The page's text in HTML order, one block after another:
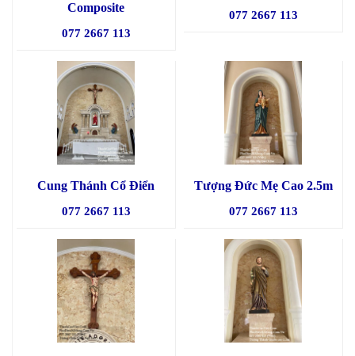
Composite
077 2667 113
077 2667 113
Cung Thánh Cổ Điển
077 2667 113
Tượng Đức Mẹ Cao 2.5m
077 2667 113